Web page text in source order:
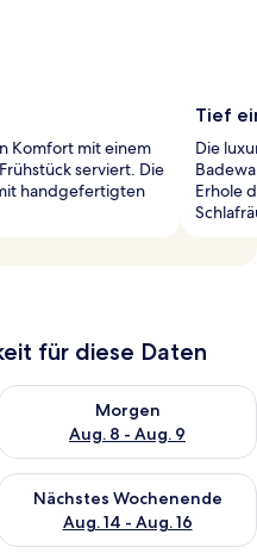
Komfort mit einem
serviert. Die
handgefertigten
Tief
Die
Erhole
für diese Daten
Nacht, Aug. 7 - Aug. 8.
Morgen
Aug. 8 - Aug. 9
Überprüfe die Verfügbarkeit
Wochenende, Aug. 7
Nächstes Wochenende
Aug. 14 - Aug. 16
Überprüfe die Verfügbarkeit